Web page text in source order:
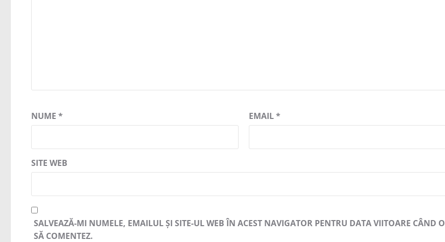
NUME * EMAIL*
SITE WEB
SALVEAZĂ-MI NUMELE, EMAILUL ȘI SITE-UL WEB ÎN ACEST NAVIGATOR PENTRU DATA VIITOARE CÂND O
SĂ COMENTEZ.